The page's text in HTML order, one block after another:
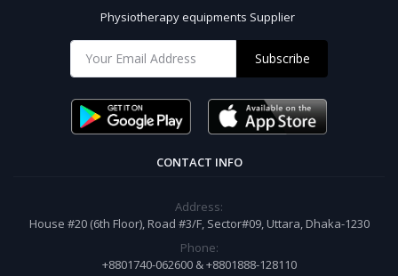
Physiotherapy equipments Supplier
Subscribe
CONTACT INFO
Address:
House #20 (6th Floor), Road #3/F, Sector#09, Uttara, Dhaka-1230
Phone:
+8801740-062600 & +8801888-128110